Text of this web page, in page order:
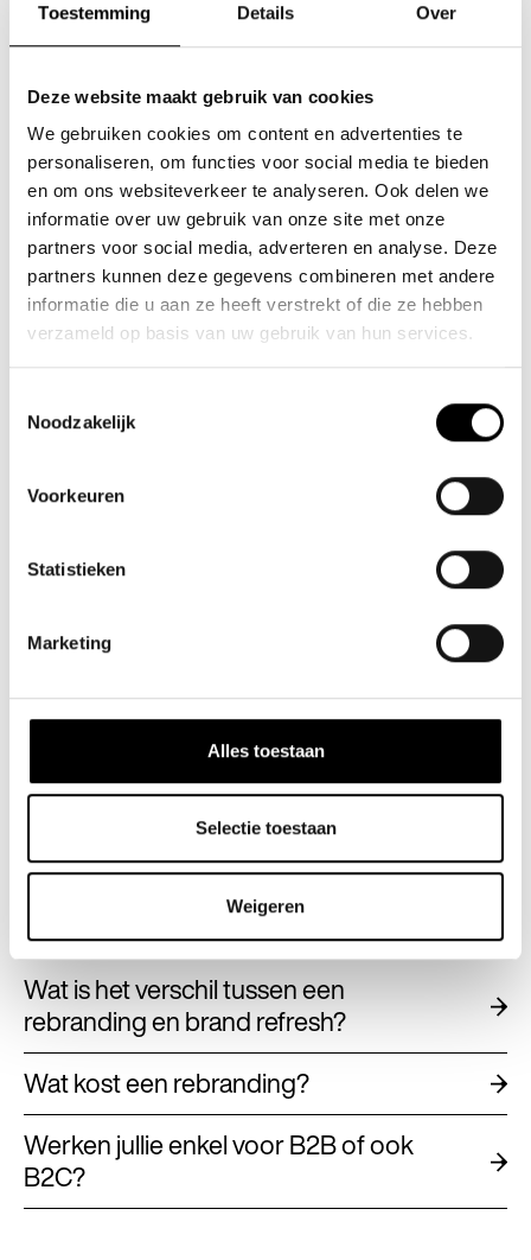
Toestemming Details Over
Deze website maakt gebruik van cookies
We gebruiken cookies om content en advertenties te
personaliseren, om functies voor social media te bieden
en om ons websiteverkeer te analyseren. Ook delen we
informatie over uw gebruik van onze site met onze
partners voor social media, adverteren en analyse. Deze
partners kunnen deze gegevens combineren met andere
informatie die u aan ze heeft verstrekt of die ze hebben
verzameld op basis van uw gebruik van hun services.
Noodzakelijk
Voorkeuren
Statistieken
Marketing
Alles toestaan
Selectie toestaan
Weigeren
Gebruiken jullie AI?
Heeft mijn bedrijf een contentstrategie
nodig?
Heeft mijn bedrijf een rebranding
nodig?
Heeft mijn bedrijf merkstrategie nodig?
Hoe weet ik of mijn bedrijf een
rebranding nodig heeft?
Ik wil een nieuw bedrijf starten. Kan ik
nieuw logo nodig heb?
Mast?
Kunnen jullie een
communicatiestrategie maken?
Kunnen jullie ons team leren LinkedIn
posts schrijven?
Kunnen jullie ook helpen met mijn social
media?
Wat is het verschil tussen een
rebranding en brand refresh?
Wat kost een rebranding?
Werken jullie enkel voor B2B of ook
B2C?